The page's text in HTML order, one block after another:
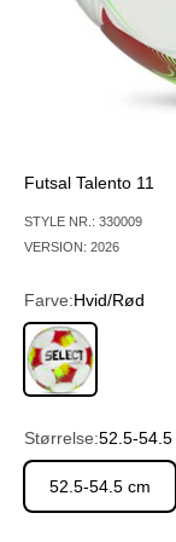
Futsal Talento 11
STYLE NR.: 330009
VERSION: 2026
Farve:Hvid/Rød
Hvid/Rød
Størrelse:52.5-54.5
52.5-54.5 cm